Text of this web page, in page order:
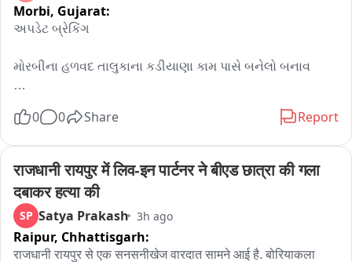
निर्देश दिए हैं। राज्यभर में विशेष जांच अभियान चलाया जाएगा और
आवश्यकता पड़ने पर उत्पाद जब्त कर नष्ट किए जाएंगे।
आदेश का उल्लंघन करने वालों के खिलाफ खाद्य सुरक्षा एवं मानक अधिनियम,
2006 के तहत माल जब्त करने, उत्पाद नष्ट करने, आर्थिक दंड, लाइसेंस
खाद्य सुरक्षा आयुक्त तुकाराम मुंडे ने कहा कि महाराष्ट्र के प्रत्येक नागरिक
मुनाफाखोरी करने वालों को किसी भी कीमत पर बख्शा नहीं जाएगा। वहीं
ईमानदार उद्योगों को संरक्षण देते हुए मिलावटी और असुरक्षित खाद्य पदार्थों के
खिलाफ जीरो टॉलरेंस की नीति अपनाई जाएगी। सुरक्षित भोजन सुनिश्चित
करना केवल कानून लागू करना नहीं, बल्कि समाज के प्रति सरकार की
नैतिक और संवैधानिक जिम्मेदारी भी है।
Morbi, Gujarat:
અપડેટ બ્રેકિંગ
મોરબીના હળવદ તાલુકાના કડીયાણા કામ પાસે બનેલો બનાવ
કાબુમાં આવી નથી
પેપરનો જથ્થો ભરીને જતા 트્રકમાં લાગી હતી વહેલી સવારે
આગ
સવારે સાડા સાત વાગ્યાથી આગ ને કાબુમાં લેવા માટે બે ફાયર
ફાયરટર કરી રહ્યા છીંયા પાણીનો મારો
0 0 Share Report
राजधानी रायपुर में लिव-इन पार्टनर ने बीएड छात्रा की गला
दबाकर हत्या की
SP Satya Prakash 3h ago
Raipur, Chhattisgarh:
राजधानी रायपुर से एक सनसनीखेज वारदात सामने आई है. बोरियाकला